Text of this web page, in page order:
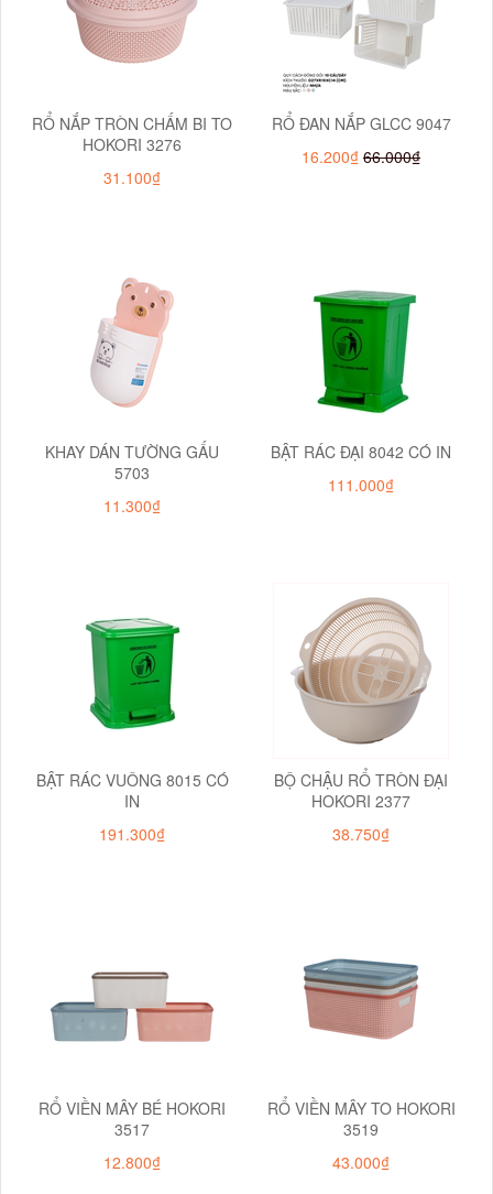
RỔ NẮP TRÒN CHẤM BI TO
HOKORI 3276
31.100₫
RỔ ĐAN NẮP GLCC 9047
16.200₫ 66.000₫
KHAY DÁN TƯỜNG GẤU
5703
11.300₫
BẬT RÁC ĐẠI 8042 CÓ IN
111.000₫
BẬT RÁC VUÔNG 8015 CÓ
IN
191.300₫
BỘ CHẬU RỔ TRÒN ĐẠI
HOKORI 2377
38.750₫
RỔ VIỀN MÂY BÉ HOKORI
3517
12.800₫
RỔ VIỀN MÂY TO HOKORI
3519
43.000₫